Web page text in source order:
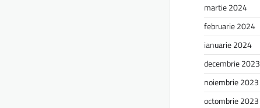
martie 2024
februarie 2024
ianuarie 2024
decembrie 2023
noiembrie 2023
octombrie 2023